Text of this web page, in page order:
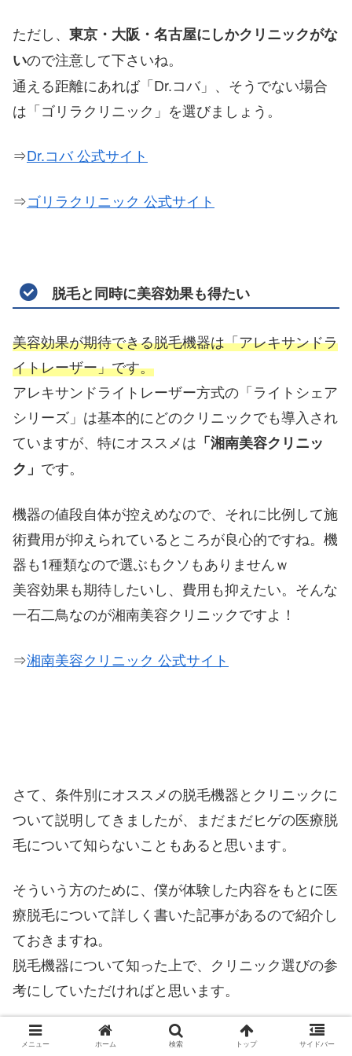
ただし、 東京・大阪・名古屋にしかクリニックがな
いので注意して下さいね。
通える距離にあれば「Dr.コバ」、そうでない場合
は「ゴリラクリニック」を選びましょう。
⇒Dr.コバ 公式サイト
⇒ゴリラクリニック 公式サイト
脱毛と同時に美容効果も得たい
美容効果が期待できる脱毛機器は「アレキサンドラ
イトレーザー」です。
アレキサンドライトレーザー方式の「ライトシェア
シリーズ」は基本的にどのクリニックでも導入され
ていますが、特にオススメは 「湘南美容クリニッ
ク」 です。
機器の値段自体が控えめなので、それに比例して施
術費用が抑えられているところが良心的ですね。機
器も1種類なので選ぶもクソもありませんｗ
美容効果も期待したいし、費用も抑えたい。そんな
一石二鳥なのが湘南美容クリニックですよ！
⇒湘南美容クリニック 公式サイト
さて、条件別にオススメの脱毛機器とクリニックに
ついて説明してきましたが、まだまだヒゲの医療脱
毛について知らないこともあると思います。
そういう方のために、僕が体験した内容をもとに医
療脱毛について詳しく書いた記事があるので紹介し
ておきますね。
脱毛機器について知った上で、クリニック選びの参
考にしていただければと思います。
参考：
ヒゲ脱毛でツルツルにする効果があるのは医
メニュー ホーム 検索 トップ サイドバー